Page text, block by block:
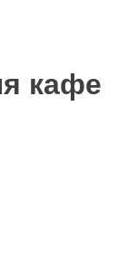
кафе